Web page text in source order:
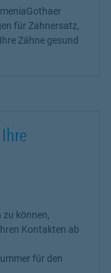
für Zahnersatz,
Zähne gesund
zu können,
Kontakten ab
für den